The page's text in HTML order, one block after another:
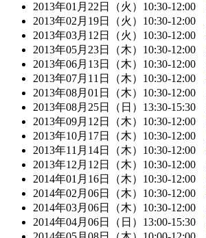
2013年01月22日（火）10:30-12:00
2013年02月19日（火）10:30-12:00
2013年03月12日（火）10:30-12:00
2013年05月23日（木）10:30-12:00
2013年06月13日（木）10:30-12:00
2013年07月11日（木）10:30-12:00
2013年08月01日（木）10:30-12:00
2013年08月25日（日）13:30-15:30
2013年09月12日（木）10:30-12:00
2013年10月17日（木）10:30-12:00
2013年11月14日（木）10:30-12:00
2013年12月12日（木）10:30-12:00
2014年01月16日（木）10:30-12:00
2014年02月06日（木）10:30-12:00
2014年03月06日（木）10:30-12:00
2014年04月06日（日）13:00-15:30